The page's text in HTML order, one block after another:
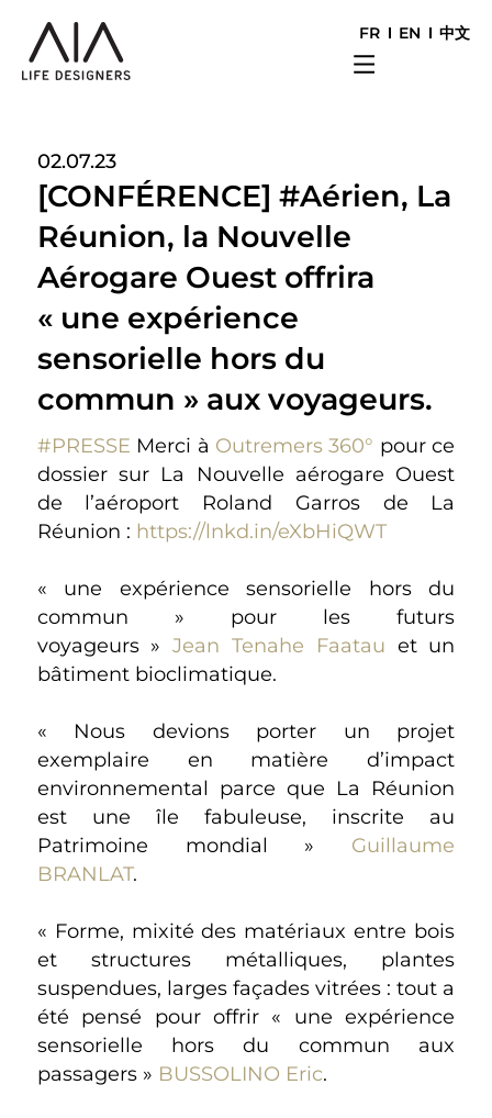
FR EN 中文
02.07.23
[CONFÉRENCE] #Aérien, La
Réunion, la Nouvelle
Aérogare Ouest offrira
« une expérience
sensorielle hors du
commun » aux voyageurs.
#PRESSE Merci à Outremers 360° pour ce
dossier sur La Nouvelle aérogare Ouest
de l’aéroport Roland Garros de La
Réunion : https://lnkd.in/eXbHiQWT
« une expérience sensorielle hors du
commun » pour les futurs
voyageurs »Jean Tenahe Faatau et un
bâtiment bioclimatique.
« Nous devions porter un projet
exemplaire en matière d’impact
environnemental parce que La Réunion
est une île fabuleuse, inscrite au
Patrimoine mondial » Guillaume
BRANLAT.
« Forme, mixité des matériaux entre bois
et structures métalliques, plantes
suspendues, larges façades vitrées : tout a
été pensé pour offrir « une expérience
sensorielle hors du commun aux
passagers » BUSSOLINO Eric.